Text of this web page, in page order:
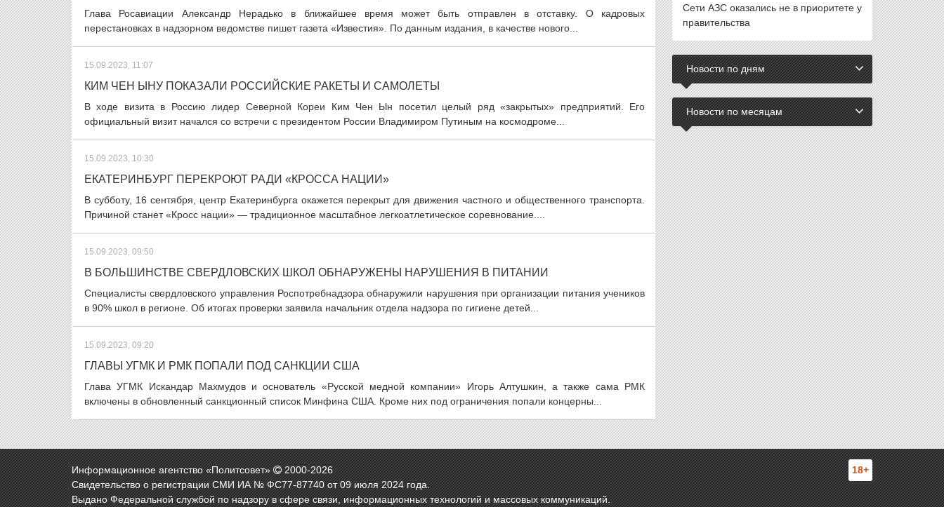
Глава Росавиации Александр Нерадько в ближайшее время может быть отправлен в отставку. О кадровых
перестановках в надзорном ведомстве пишет газета «Известия». По данным издания, в качестве нового...
15.09.2023, 11:07
КИМ ЧЕН ЫНУ ПОКАЗАЛИ РОССИЙСКИЕ РАКЕТЫ И САМОЛЕТЫ
В ходе визита в Россию лидер Северной Кореи Ким Чен Ын посетил целый ряд «закрытых» предприятий. Его
официальный визит начался со встречи с президентом России Владимиром Путиным на космодроме...
15.09.2023, 10:30
ЕКАТЕРИНБУРГ ПЕРЕКРОЮТ РАДИ «КРОССА НАЦИИ»
В субботу, 16 сентября, центр Екатеринбурга окажется перекрыт для движения частного и общественного транспорта.
Причиной станет «Кросс нации» — традиционное масштабное легкоатлетическое соревнование....
15.09.2023, 09:50
В БОЛЬШИНСТВЕ СВЕРДЛОВСКИХ ШКОЛ ОБНАРУЖЕНЫ НАРУШЕНИЯ В ПИТАНИИ
Специалисты свердловского управления Роспотребнадзора обнаружили нарушения при организации питания учеников
в 90% школ в регионе. Об итогах проверки заявила начальник отдела надзора по гигиене детей...
15.09.2023, 09:20
ГЛАВЫ УГМК И РМК ПОПАЛИ ПОД САНКЦИИ США
Глава УГМК Искандар Махмудов и основатель «Русской медной компании» Игорь Алтушкин, а также сама РМК
включены в обновленный санкционный список Минфина США. Кроме них под ограничения попали концерны...
Сети АЗС оказались не в приоритете у
правительства
Новости по дням
Новости по месяцам
Информационное агентство «Политсовет» 2000-2026
Свидетельство о регистрации СМИ ИА № ФС77-87740 от 09 июля 2024 года.
Выдано Федеральной службой по надзору в сфере связи, информационных технологий и массовых коммуникаций.
18+